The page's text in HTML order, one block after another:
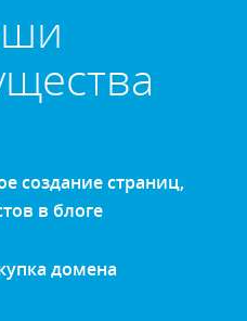
создание страниц,
в блоге
домена